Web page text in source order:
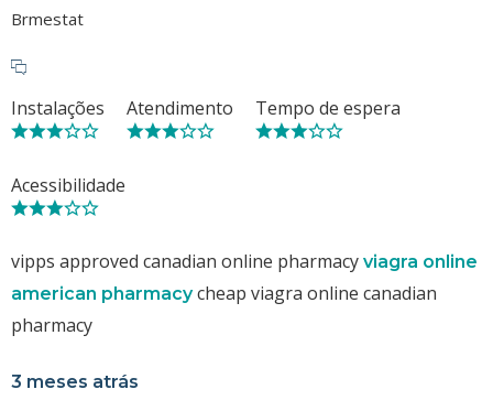
Brmestat
Instalações Atendimento Tempo de espera
Acessibilidade
vipps approved canadian online pharmacy viagra online
american pharmacycheap viagra online canadian
pharmacy
3 meses atrás